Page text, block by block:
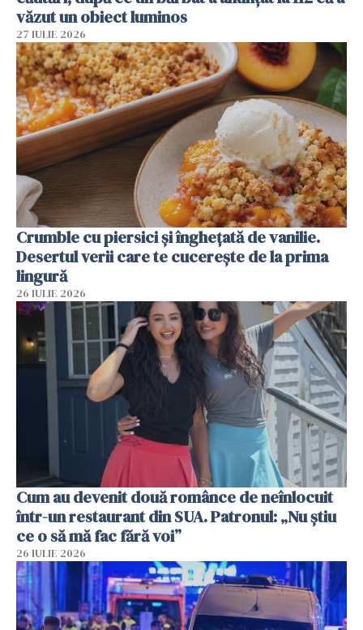
văzut un obiect luminos
27 IULIE 2026
Crumble cu piersici și înghețată de vanilie.
Desertul verii care te cucerește de la prima
lingură
26 IULIE 2026
Cum au devenit două românce de neînlocuit
într-un restaurant din SUA. Patronul: „Nu știu
ce o să mă fac fără voi”
26 IULIE 2026